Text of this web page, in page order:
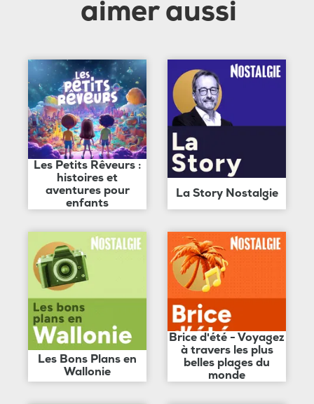
aimer aussi
Les Petits Rêveurs :
histoires et
aventures pour
enfants
La Story Nostalgie
Les Bons Plans en
Wallonie
Brice d'été - Voyagez
à travers les plus
belles plages du
monde